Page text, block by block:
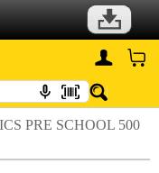
PRE SCHOOL 500